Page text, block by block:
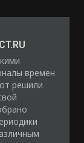
времен
решили